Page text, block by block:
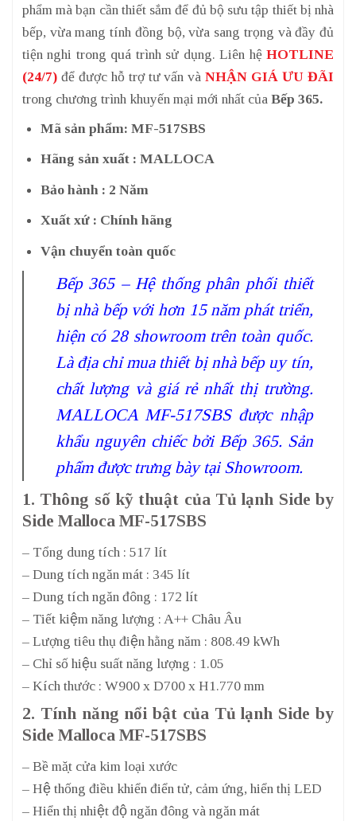
phẩm mà bạn cần thiết sắm để đủ bộ sưu tập thiết bị nhà
bếp, vừa mang tính đồng bộ, vừa sang trọng và đầy đủ
tiện nghi trong quá trình sử dụng. Liên hệ HOTLINE
(24/7) để được hỗ trợ tư vấn vàNHẬN GIÁ ƯU ĐÃI
trong chương trình khuyến mại mới nhất của Bếp 365.
Mã sản phẩm: MF-517SBS
Hãng sản xuất : MALLOCA
Bảo hành : 2 Năm
Xuất xứ : Chính hãng
Vận chuyển toàn quốc
Bếp 365 – Hệ thống phân phối thiết
bị nhà bếp với hơn 15 năm phát triển,
hiện có 28 showroom trên toàn quốc.
Là địa chỉ mua thiết bị nhà bếp uy tín,
chất lượng và giá rẻ nhất thị trường.
MALLOCA MF-517SBS được nhập
khẩu nguyên chiếc bởi Bếp 365. Sản
phẩm được trưng bày tại Showroom.
1. Thông số kỹ thuật của Tủ lạnh Side by
Side Malloca MF-517SBS
– Tổng dung tích : 517 lít
– Dung tích ngăn mát : 345 lít
– Dung tích ngăn đông : 172 lít
– Tiết kiệm năng lượng : A++ Châu Âu
– Lượng tiêu thụ điện hằng năm : 808.49 kWh
– Chỉ số hiệu suất năng lượng : 1.05
– Kích thước : W900 x D700 x H1.770 mm
2. Tính năng nổi bật của Tủ lạnh Side by
Side Malloca MF-517SBS
– Bề mặt cửa kim loại xước
– Hệ thống điều khiển điển tử, cảm ứng, hiển thị LED
– Hiển thị nhiệt độ ngăn đông và ngăn mát